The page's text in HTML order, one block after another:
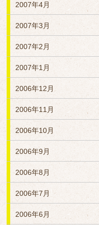
2007年4月
2007年3月
2007年2月
2007年1月
2006年12月
2006年11月
2006年10月
2006年9月
2006年8月
2006年7月
2006年6月